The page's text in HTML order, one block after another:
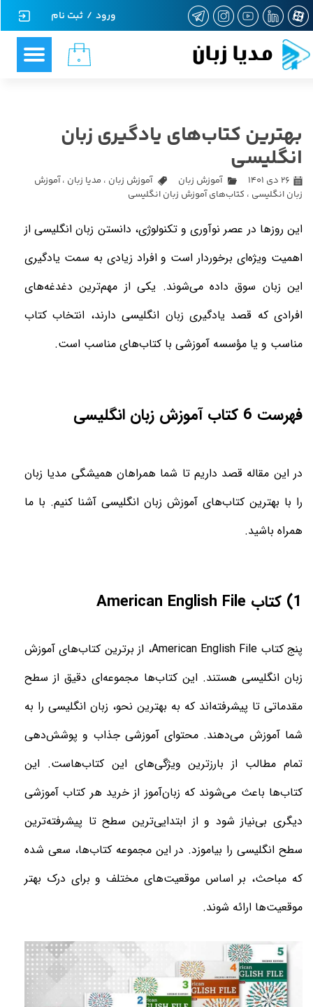
مدیا زبان ۰
ورود / ثبت نام
حساب کاربری من
تغییر گذر واژه
خروج از حساب کاربری
بهترین کتاب‌های یادگیری زبان
انگلیسی
۲۶ دی ۱۴۰۱ آموزش زبان آموزش زبان ، مدیا زبان ،آموزش
زبان انگلیسی ، کتاب‌های آموزش زبان انگلیسی
این روزها در عصر نوآوری و تکنولوژی، دانستن زبان انگلیسی از
اهمیت ویژه‌ای برخوردار است و افراد زیادی به سمت یادگیری
این زبان سوق داده می‌شوند. یکی از مهم‌ترین دغدغه‌های
افرادی که قصد یادگیری زبان انگلیسی دارند، انتخاب کتاب
مناسب و یا مؤسسه آموزشی با کتاب‌های مناسب است.
فهرست 6 کتاب‌ آموزش زبان انگلیسی
در این مقاله قصد داریم تا شما همراهان همیشگی مدیا زبان
را با بهترین کتاب‌های آموزش زبان انگلیسی آشنا کنیم. با ما
همراه باشید.
1) کتاب American English File
پنج کتاب American English File، از برترین کتاب‌های آموزش
زبان انگلیسی هستند. این کتاب‌ها مجموعه‌‌ای دقیق از سطح
مقدماتی تا پیشرفته‌اند که به بهترین نحو، زبان انگلیسی را به
شما آموزش می‌دهند. محتوای آموزشی جذاب و پوشش‌دهی
تمام مطالب از بارزترین ویژگی‌های این کتاب‌هاست. این
کتاب‌ها باعث می‌شوند که زبان‌آموز از خرید هر کتاب آموزشی
دیگری بی‌نیاز شود و از ابتدایی‌ترین سطح تا پیشرفته‌ترین
سطح انگلیسی را بیاموزد. در این مجموعه کتاب‌ها، سعی شده
که مباحث، بر اساس موقعیت‌های مختلف و برای درک بهتر
موقعیت‌ها ارائه شوند.